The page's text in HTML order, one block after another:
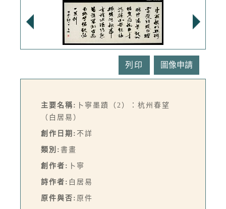
列印
主要名稱: 卜寧墨蹟（2）：杭州春望
（白居易）
創作日期: 不詳
類別: 書畫
創作者: 卜寧
詩作者: 白居易
原件與否: 原件